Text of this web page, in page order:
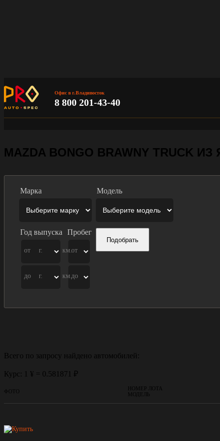
Офис в г.Владивосток
8 800 201-43-40
MAZDA BONGO BRAWNY TRUCK
Марка Модель
Год выпуска
от г.
до г.
Пробег
от
км.
до
км.
Подобрать
Всего по запросу найдено автомобилей:
Курс: 1 ¥ = 0.581871 ₽
ФОТО
НОМЕР ЛОТА
МОДЕЛЬ